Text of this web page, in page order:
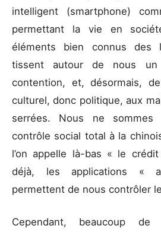
intelligent (smartphone)
permettant la vie en
éléments bien connus des
tissent autour de nous
contention, et, désormais,
culturel, donc politique, aux
serrées. Nous ne
contrôle social total à la
l’on appelle là-bas « le
déjà, les applications «
permettent de nous contrôler
Cependant, beaucoup de